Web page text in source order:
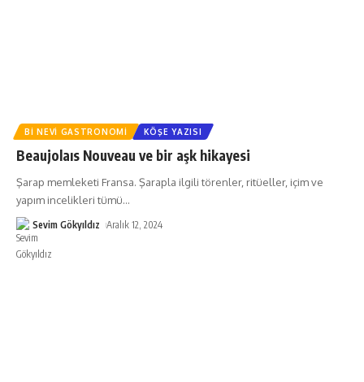
BI NEVI GASTRONOMI KÖŞE YAZISI
Beaujolaıs Nouveau ve bir aşk hikayesi
Şarap memleketi Fransa. Şarapla ilgili törenler, ritüeller, içim ve
yapım incelikleri tümü…
Sevim Gökyıldız Aralık 12, 2024